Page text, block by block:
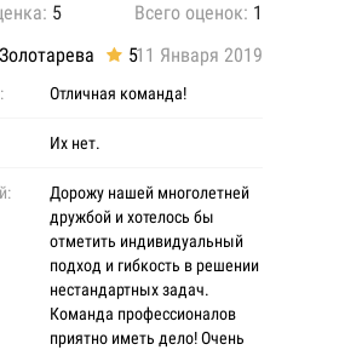
5 Всего оценок: 1
511 Января 2019
Отличная команда!
Их нет.
Дорожу нашей многолетней
дружбой и хотелось бы
отметить индивидуальный
подход и гибкость в решении
нестандартных задач.
Команда профессионалов
приятно иметь дело! Очень